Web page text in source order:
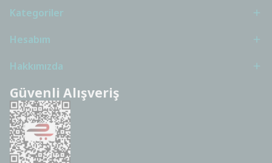
Kategoriler
Hesabım
Hakkımızda
Güvenli Alışveriş